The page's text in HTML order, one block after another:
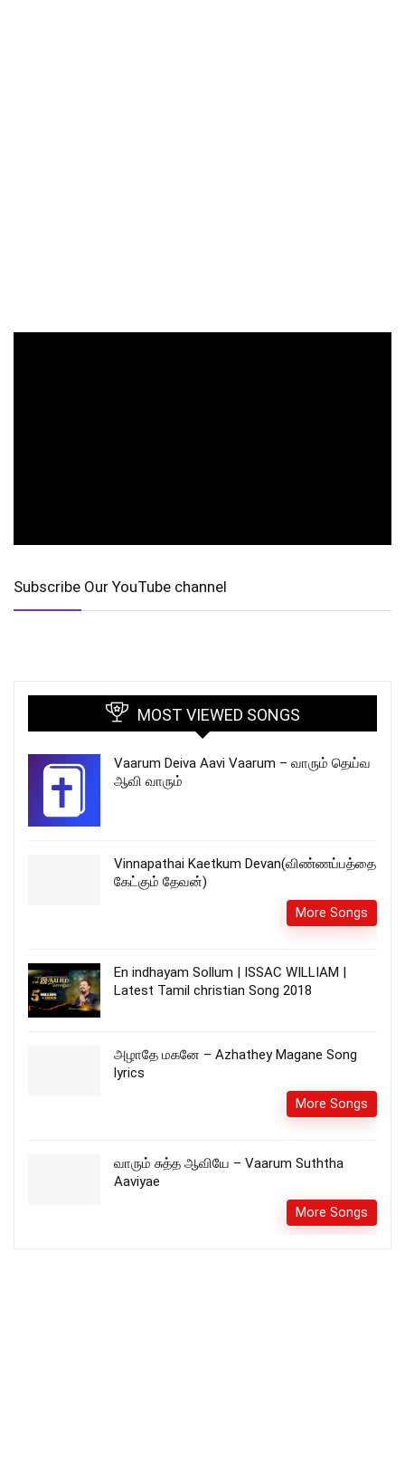
Subscribe Our YouTube channel
MOST VIEWED SONGS
Vaarum Deiva Aavi Vaarum – வாரும் தெய்வ
ஆவி வாரும்
Vinnapathai Kaetkum Devan(விண்ணப்பத்தை
கேட்கும் தேவன்)
More Songs
En indhayam Sollum | ISSAC WILLIAM |
Latest Tamil christian Song 2018
அழாதே மகனே – Azhathey Magane Song
lyrics
More Songs
வாரும் சுத்த ஆவியே – Vaarum Suththa
Aaviyae
More Songs